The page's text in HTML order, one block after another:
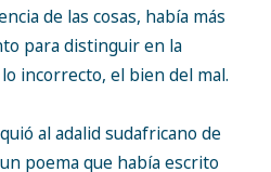
de las cosas, había más
para distinguir en la
incorrecto, el bien del mal.
al adalid sudafricano de
poema que había escrito